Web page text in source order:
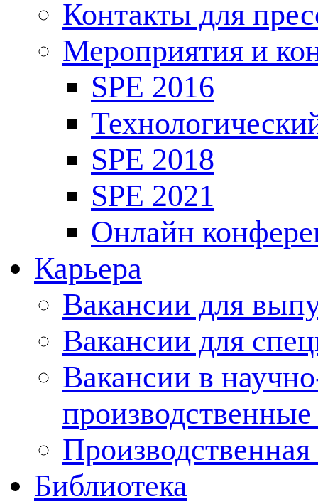
Контакты для
Мероприятия и
SPE 2016
SPE 2018
SPE 2021
Онлайн
Карьера
Вакансии для
Вакансии для
Вакансии в
Производственная
Библиотека